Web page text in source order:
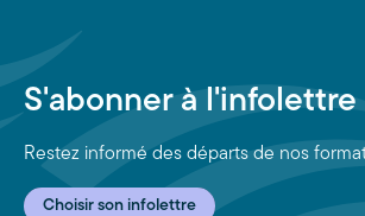
S'abonner à l'infolettre
Restez informé des départs de nos
Choisir son infolettre